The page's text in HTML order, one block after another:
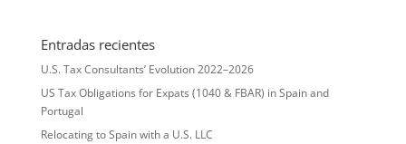
Entradas recientes
U.S. Tax Consultants’ Evolution 2022–2026
US Tax Obligations for Expats (1040 & FBAR) in Spain and
Portugal
Relocating to Spain with a U.S. LLC